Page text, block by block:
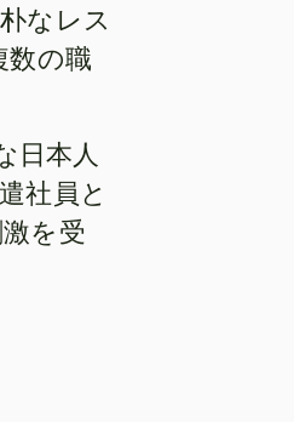
なレス
数の職
日本人
社員と
を受